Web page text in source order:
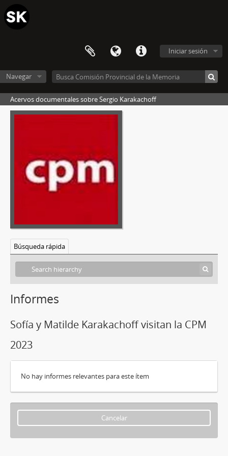
Iniciar sesión
Navegar
Acervos documentales sobre Sergio Karakachoff
Búsqueda rápida
Informes
Sofía y Matilde Karakachoff visitan la CPM
2023
No hay informes relevantes para este ítem
Cancelar